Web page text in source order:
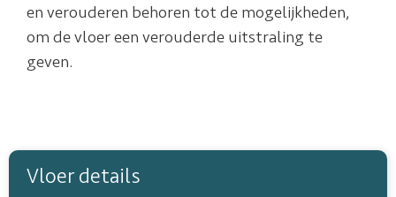
en verouderen behoren tot de mogelijkheden,
om de vloer een verouderde uitstraling te
geven.
Vloer details